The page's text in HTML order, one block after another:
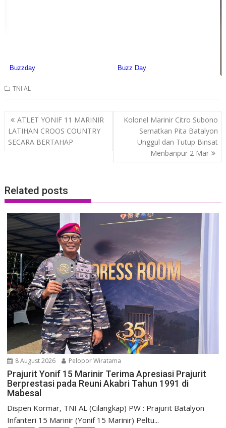
TNI AL
Post
navigation
ATLET YONIF 11 MARINIR
LATIHAN CROOS COUNTRY
SECARA BERTAHAP
Kolonel Marinir Citro Subono
Sematkan Pita Batalyon
Unggul dan Tutup Binsat
Menbanpur 2 Mar
Related posts
8 August 2026 Pelopor Wiratama
Prajurit Yonif 15 Marinir Terima Apresiasi Prajurit
Berprestasi pada Reuni Akabri Tahun 1991 di
Mabesal
Dispen Kormar, TNI AL (Cilangkap) PW : Prajurit Batalyon
Infanteri 15 Marinir (Yonif 15 Marinir) Peltu...